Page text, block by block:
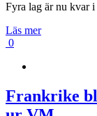
Fyra lag är nu kvar i
Läs mer
0
Frankrike